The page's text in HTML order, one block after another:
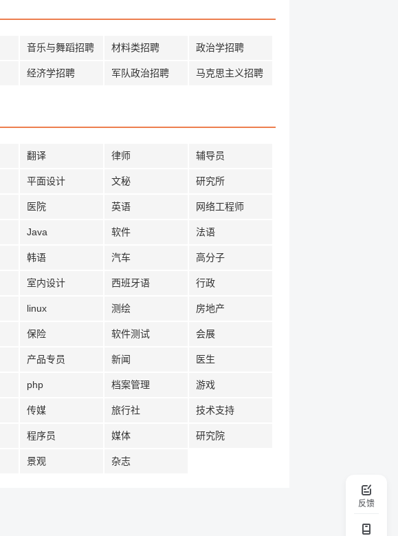
反馈
音乐与舞蹈招聘 材料类招聘 政治学招聘
经济学招聘 军队政治招聘 马克思主义招聘
翻译 律师 辅导员
平面设计 文秘 研究所
医院 英语 网络工程师
Java 软件 法语
韩语 汽车 高分子
室内设计 西班牙语 行政
linux 测绘 房地产
保险 软件测试 会展
产品专员 新闻 医生
php 档案管理 游戏
传媒 旅行社 技术支持
程序员 媒体 研究院
景观 杂志